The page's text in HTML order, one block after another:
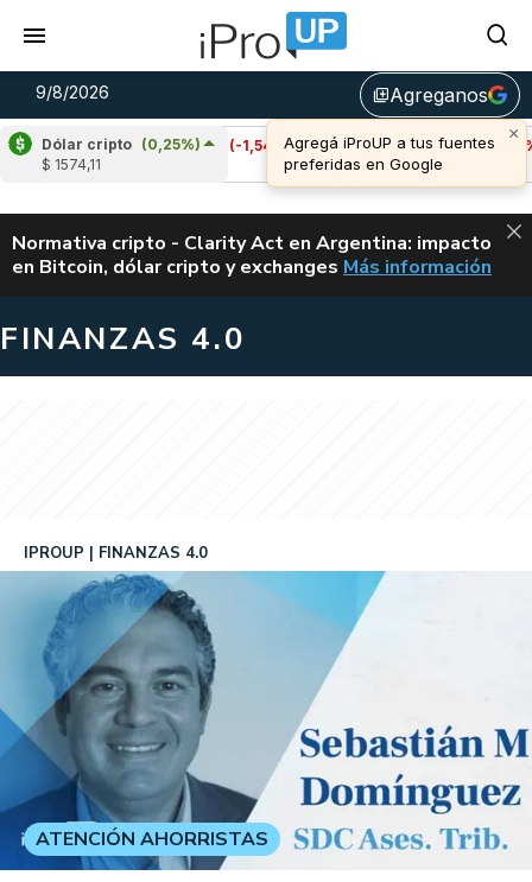
9/8/2026 library_addAgreganos
Dólar cripto (0,25%)
$ 1574,11
Cardano (-1,54%)
Avalanche
(-1,46%)
u$s 6,46
ALERTA
Normativa cripto - Clarity Act en Argentina: impacto
en Bitcoin, dólar cripto y exchanges CLARITY ACT EN
Más información
FINANZAS 4.0
IPROUP FINANZAS 4.0
ATENCIÓN AHORRISTAS